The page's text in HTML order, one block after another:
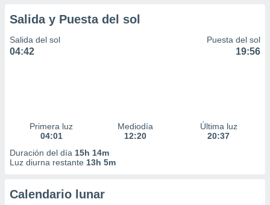
Salida y Puesta del sol
Salida del sol
04:42
Puesta del sol
19:56
Primera luz
04:01
Mediodía
12:20
Última luz
20:37
Duración del día 15h 14m
Luz diurna restante 13h 5m
Calendario lunar